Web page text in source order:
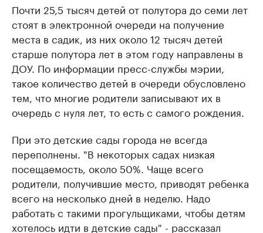
Почти 25,5 тысяч детей от полутора до семи лет
стоят в электронной очереди на получение
места в садик, из них около 12 тысяч детей
старше полутора лет в этом году направлены в
ДОУ. По информации пресс-службы мэрии,
такое количество детей в очереди обусловлено
тем, что многие родители записывают их в
очередь с нуля лет, то есть с самого рождения.
При это детские сады города не всегда
переполнены. "В некоторых садах низкая
посещаемость, около 50%. Чаще всего
родители, получившие место, приводят ребенка
всего на несколько дней в неделю. Надо
работать с такими прогульщиками, чтобы детям
хотелось идти в детские сады" - рассказал